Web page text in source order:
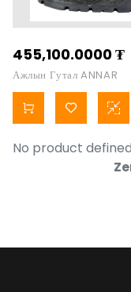
455,100.0000₮
Ажлын Гутал ANNAR
No product